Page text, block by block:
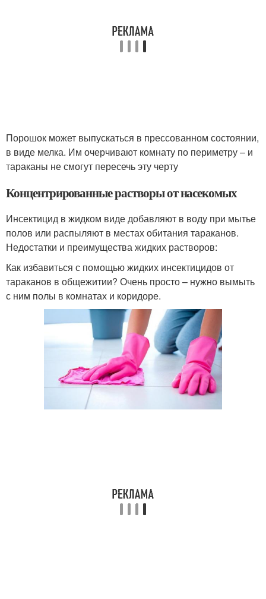
Порошок может выпускаться в прессованном состоянии,
в виде мелка. Им очерчивают комнату по периметру – и
тараканы не смогут пересечь эту черту
Концентрированные растворы от насекомых
Инсектицид в жидком виде добавляют в воду при мытье
полов или распыляют в местах обитания тараканов.
Недостатки и преимущества жидких растворов:
Как избавиться с помощью жидких инсектицидов от
тараканов в общежитии? Очень просто – нужно вымыть
с ним полы в комнатах и коридоре.